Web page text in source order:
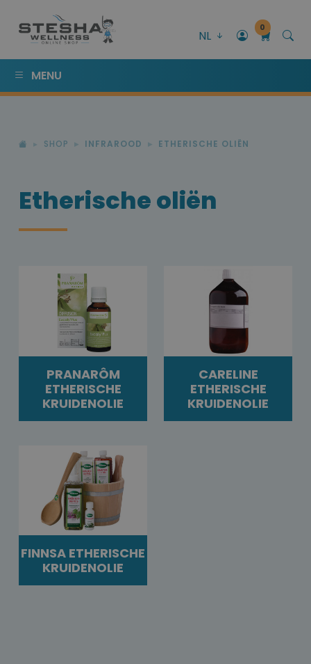
NL
0
MENU
SHOP INFRAROOD ETHERISCHE OLIËN
Etherische oliën
PRANARÔM
ETHERISCHE
KRUIDENOLIE
CARELINE
ETHERISCHE
KRUIDENOLIE
FINNSA ETHERISCHE
KRUIDENOLIE